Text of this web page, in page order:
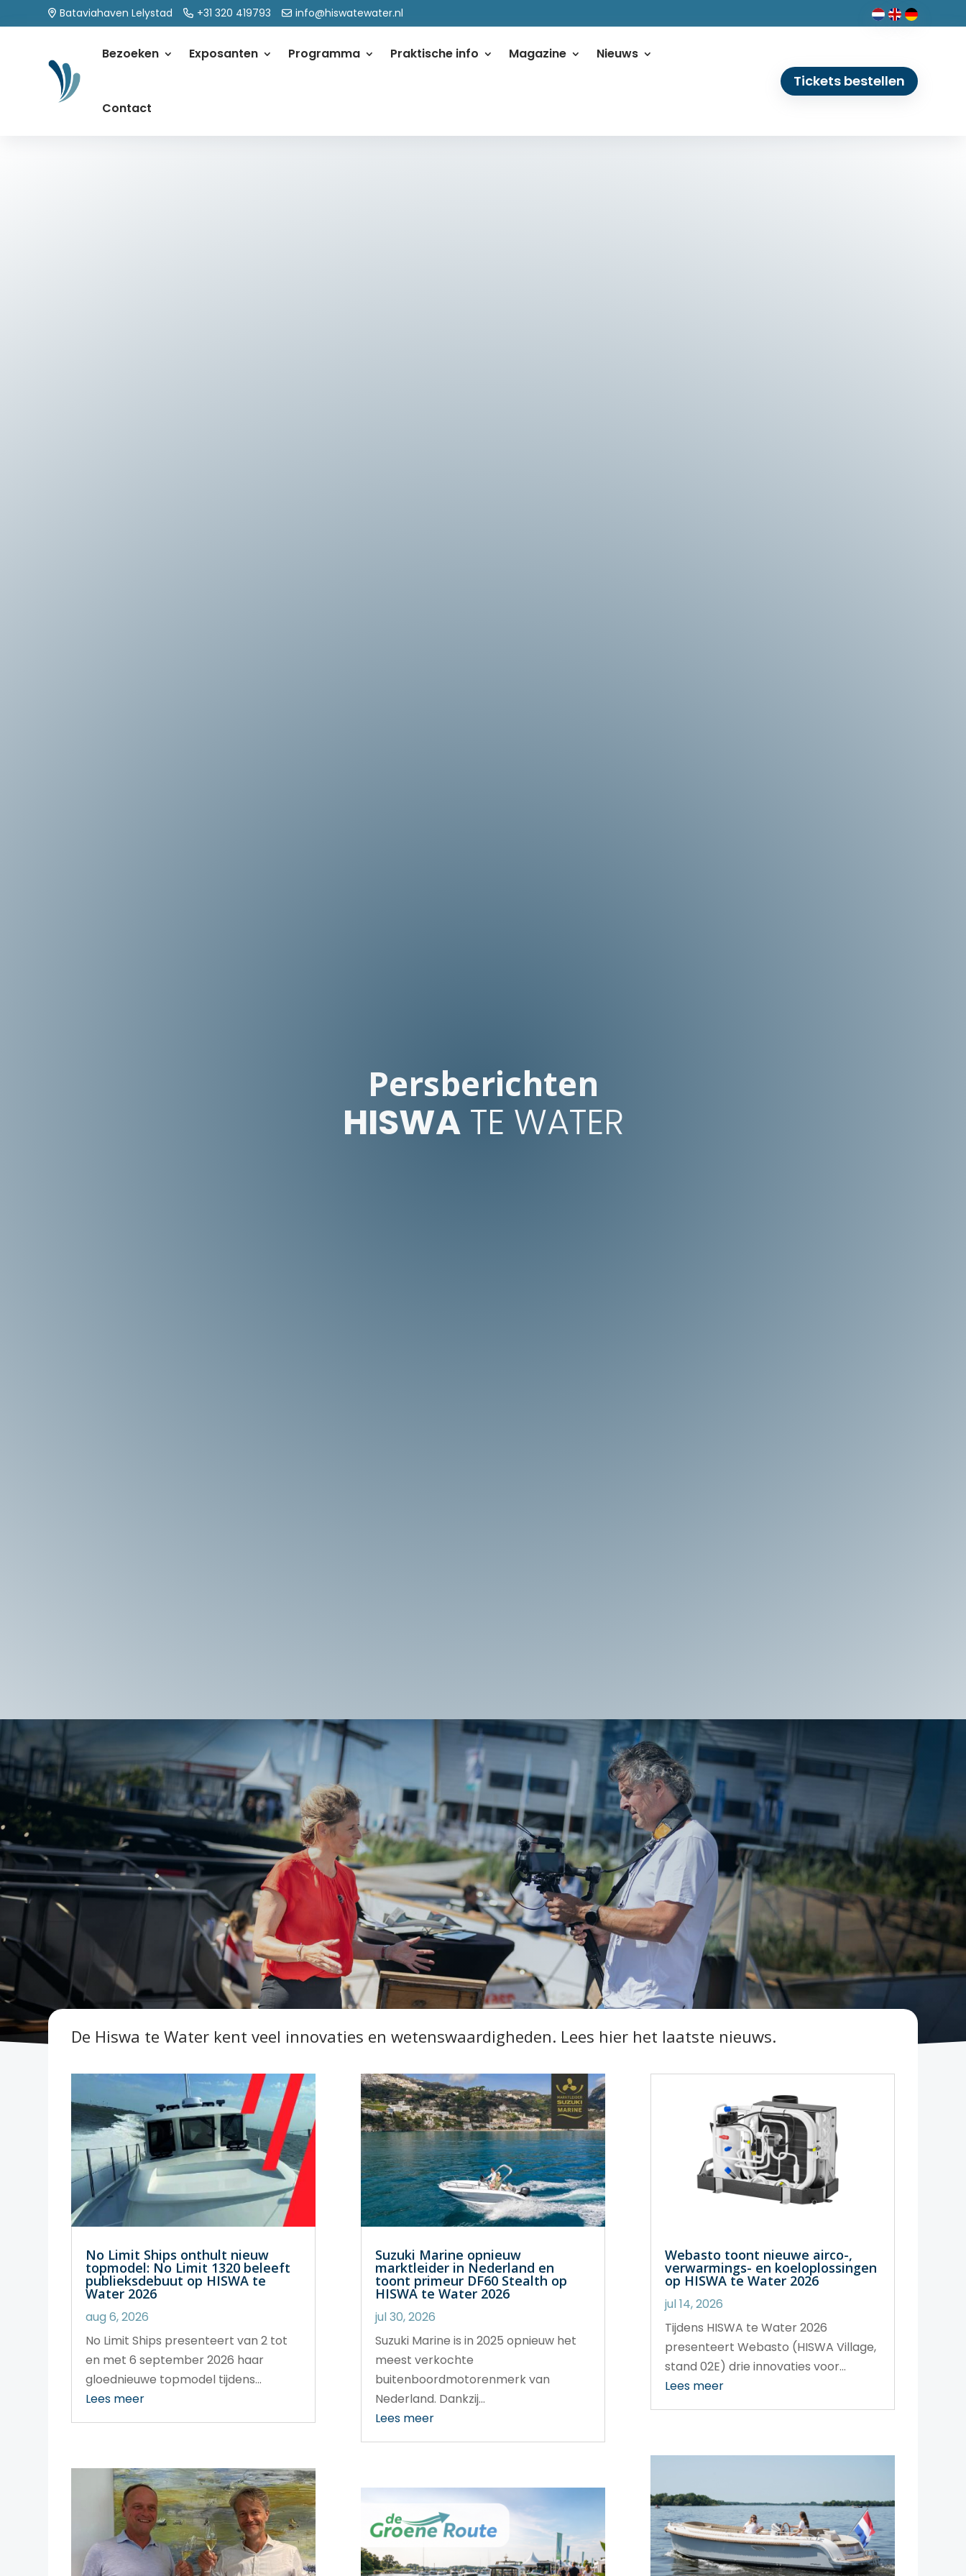
Bataviahaven Lelystad +31 320 419793 info@hiswatewater.nl
Bezoeken Exposanten Programma Praktische info Magazine Nieuws
Contact
Tickets bestellen
Persberichten
HISWATE WATER
De Hiswa te Water kent veel innovaties en wetenswaardigheden. Lees hier het laatste nieuws.
No Limit Ships onthult nieuw
topmodel: No Limit 1320 beleeft
publieksdebuut op HISWA te
Water 2026
aug 6, 2026
No Limit Ships presenteert van 2 tot
en met 6 september 2026 haar
gloednieuwe topmodel tijdens...
Lees meer
Suzuki Marine opnieuw
marktleider in Nederland en
toont primeur DF60 Stealth op
HISWA te Water 2026
jul 30, 2026
Suzuki Marine is in 2025 opnieuw het
meest verkochte
buitenboordmotorenmerk van
Nederland. Dankzij...
Lees meer
Webasto toont nieuwe airco-,
verwarmings- en koeloplossingen
op HISWA te Water 2026
jul 14, 2026
Tijdens HISWA te Water 2026
presenteert Webasto (HISWA Village,
stand 02E) drie innovaties voor...
Lees meer